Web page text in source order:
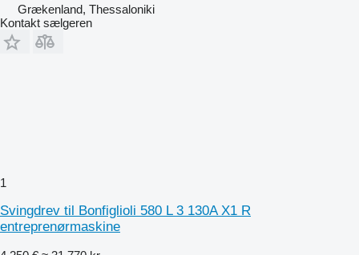
Grækenland, Thessaloniki
Kontakt sælgeren
1
Svingdrev til Bonfiglioli 580 L 3 130A X1 R
entreprenørmaskine